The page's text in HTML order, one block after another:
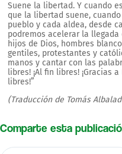
Suene la libertad. Y cuando
que la libertad suene,
pueblo y cada aldea, desde
podremos acelerar la
hijos de Dios, hombres
gentiles, protestantes y
manos y cantar con las
libres! ¡Al fin libres! ¡Gracias
libres!”
(Traducción de Tomás
Comparte esta